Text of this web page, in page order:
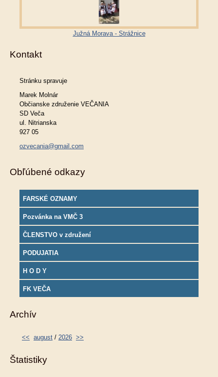
Južná Morava - Strážnice
Kontakt
Stránku spravuje
Marek Molnár
Občianske združenie VEČANIA
SD Veča
ul. Nitrianska
927 05
ozvecania@gmail.com
Obľúbené odkazy
FARSKÉ OZNAMY
Pozvánka na VMČ 3
ČLENSTVO v združení
PODUJATIA
H O D Y
FK VEČA
Archív
<< august / 2026 >>
Štatistiky